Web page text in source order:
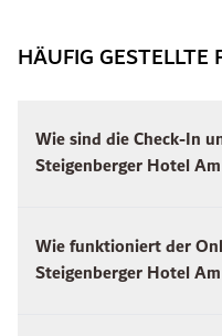
HÄUFIG GESTELLTE
Wie sind die Check-In
Steigenberger Hotel
Wie funktioniert der
Steigenberger Hotel